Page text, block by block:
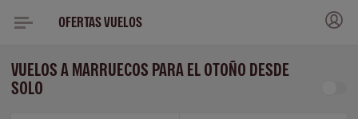
OFERTAS VUELOS
VUELOS A MARRUECOS PARA EL OTOÑO DESDE
SOLO